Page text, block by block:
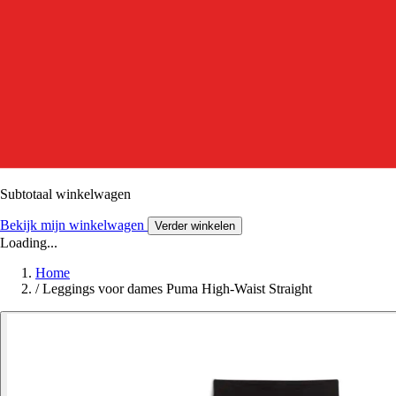
Subtotaal winkelwagen
Bekijk mijn winkelwagen Verder winkelen
Loading...
Home
/ Leggings voor dames Puma High-Waist Straight